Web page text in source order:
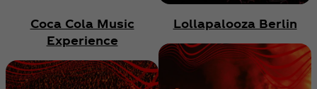
Lollapalooza Berlin
Coca Cola Music
Experience